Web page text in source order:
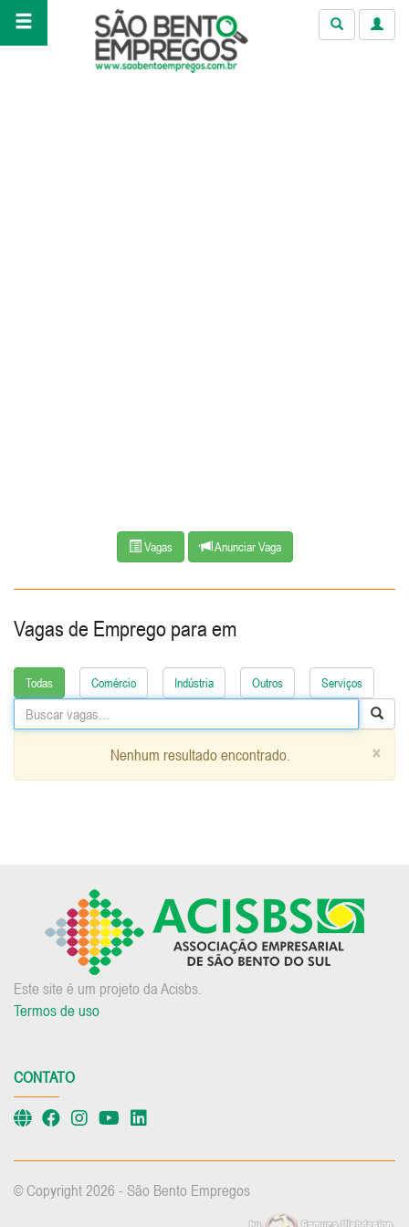
Vagas Anunciar Vaga
Vagas de Emprego para em
Todas Comércio Indústria Outros Serviços
×
Nenhum resultado encontrado.
Este site é um projeto da Acisbs.
Termos de uso
CONTATO
© Copyright 2026 - São Bento Empregos